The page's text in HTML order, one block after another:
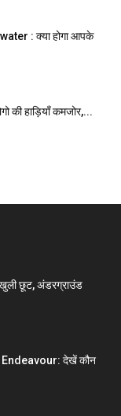
: क्या होगा आपके
की हाड़ियाँ कमजोर,...
छूट, अंडरग्राउंड
देखें कौन